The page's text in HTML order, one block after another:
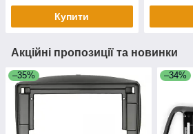
Купити
Акційні пропозиції та новинки
–35% –34%